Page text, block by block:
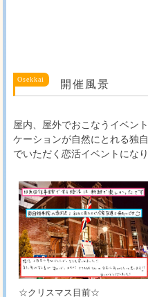
開催風景
屋内、屋外でおこなうイベン
ケーションが自然にとれる独
でいただく恋活イベントになり
☆クリスマス目前☆